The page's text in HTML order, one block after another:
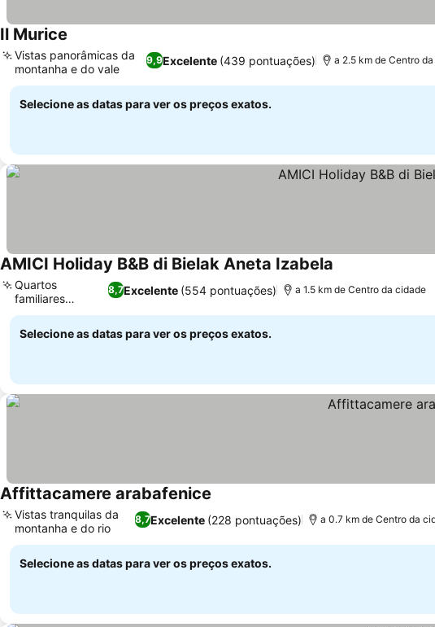
Il Murice
9,9Excelente (439 pontuações)
Vistas panorâmicas da
montanha e do vale
a 2.5 km de Centro
Selecione as datas para ver os preços exatos.
AMICI Holiday B&B di Bielak Aneta Izabela
8,7Excelente (554 pontuações)
Quartos
familiares
temáticos
a 1.5 km de Centro da cidade
Selecione as datas para ver os preços exatos.
Affittacamere arabafenice
8,7Excelente (228 pontuações)
Vistas tranquilas da
montanha e do rio
a 0.7 km de Centro da
Selecione as datas para ver os preços exatos.